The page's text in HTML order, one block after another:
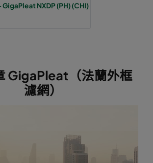
GigaPleat NXDP (PH) (CHI)
GigaPleat（法蘭外框
濾網）